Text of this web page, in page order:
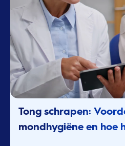
Tong schrapen:
mondhygiëne en hoe